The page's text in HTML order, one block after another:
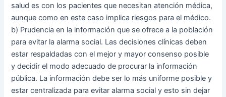
salud es con los pacientes que necesitan atención médica,
aunque como en este caso implica riesgos para el médico.
b) Prudencia en la información que se ofrece a la población
para evitar la alarma social. Las decisiones clínicas deben
estar respaldadas con el mejor y mayor consenso posible
y decidir el modo adecuado de procurar la información
pública. La información debe ser lo más uniforme posible y
estar centralizada para evitar alarma social y esto sin dejar